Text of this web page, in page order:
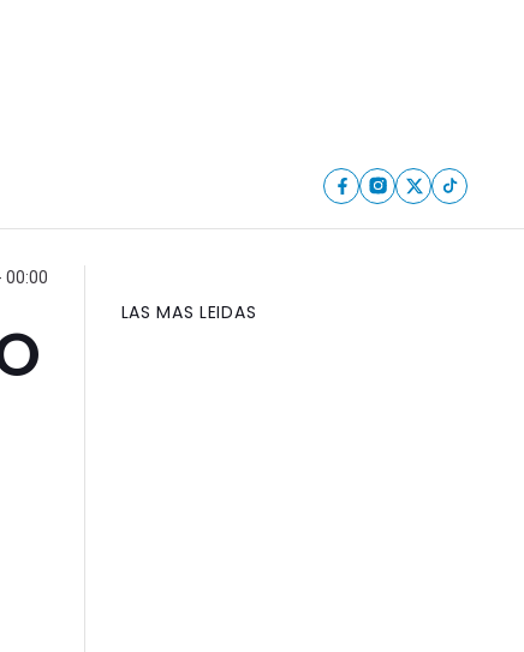
00:00
LAS MAS LEIDAS